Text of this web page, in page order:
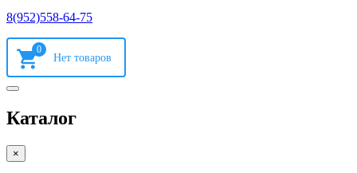
8(952)558-64-75
0
Каталог
×